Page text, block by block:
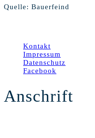
Quelle: Bauerfeind
Kontakt
Impressum
Datenschutz
Facebook
Anschrift